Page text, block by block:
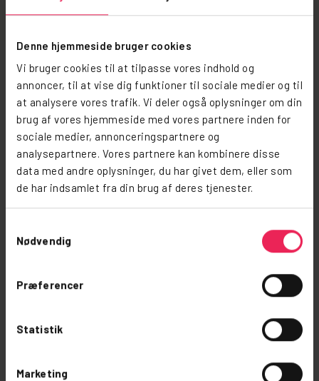
Denne hjemmeside bruger cookies
Vi bruger cookies til at tilpasse vores indhold og
annoncer, til at vise dig funktioner til sociale medier og til
at analysere vores trafik. Vi deler også oplysninger om din
brug af vores hjemmeside med vores partnere inden for
sociale medier, annonceringspartnere og
analysepartnere. Vores partnere kan kombinere disse
data med andre oplysninger, du har givet dem, eller som
de har indsamlet fra din brug af deres tjenester.
Nødvendig
Præferencer
Statistik
Marketing
Größten Erlebnisse